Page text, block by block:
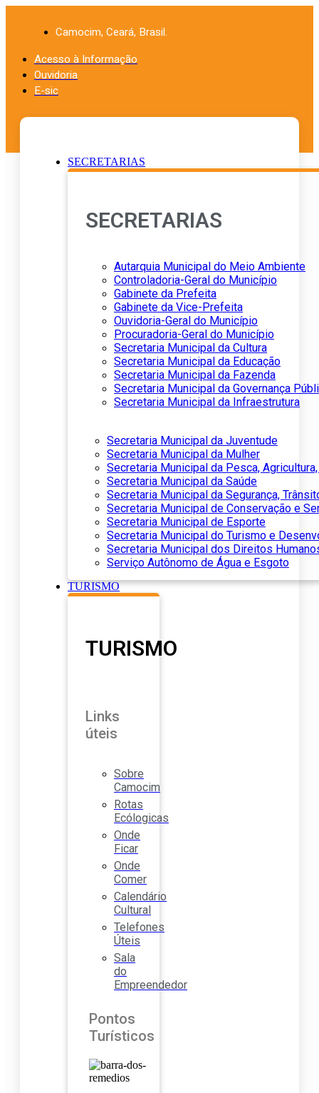
Camocim, Ceará, Brasil.
Acesso à Informação
Ouvidoria
E-sic
SECRETARIAS
SECRETARIAS
Autarquia Municipal do Meio Ambiente
Controladoria-Geral do Município
Gabinete da Prefeita
Gabinete da Vice-Prefeita
Ouvidoria-Geral do Município
Procuradoria-Geral do Município
Secretaria Municipal da Cultura
Secretaria Municipal da Educação
Secretaria Municipal da Fazenda
Secretaria Municipal da Governança
Secretaria Municipal da Infraestrutura
Secretaria Municipal da Juventude
Secretaria Municipal da Mulher
Secretaria Municipal da Pesca,
Secretaria Municipal da Saúde
Secretaria Municipal da Segurança,
Secretaria Municipal de Conservação e
Secretaria Municipal de Esporte
Secretaria Municipal do Turismo e
Secretaria Municipal dos Direitos
Serviço Autônomo de Água e Esgoto
TURISMO
TURISMO
Links
úteis
Sobre
Camocim
Rotas
Ecólogicas
Onde
Ficar
Onde
Comer
Calendário
Cultural
Telefones
Úteis
Sala
do
Empreendedor
Pontos
Turísticos